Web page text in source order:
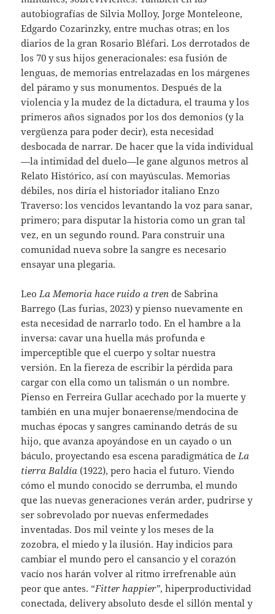
autobiografías de Silvia Molloy, Jorge Monteleone,
Edgardo Cozarinzky, entre muchas otras; en los
diarios de la gran Rosario Bléfari. Los derrotados de
los 70 y sus hijos generacionales: esa fusión de
lenguas, de memorias entrelazadas en los márgenes
del páramo y sus monumentos. Después de la
violencia y la mudez de la dictadura, el trauma y los
primeros años signados por los dos demonios (y la
vergüenza para poder decir), esta necesidad
desbocada de narrar. De hacer que la vida individual
—la intimidad del duelo—le gane algunos metros al
Relato Histórico, así con mayúsculas. Memorias
débiles, nos diría el historiador italiano Enzo
Traverso: los vencidos levantando la voz para sanar,
primero; para disputar la historia como un gran tal
vez, en un segundo round. Para construir una
comunidad nueva sobre la sangre es necesario
ensayar una plegaria.
LeoLa Memoria hace ruido a tren de Sabrina
Barrego (Las furias, 2023) y pienso nuevamente en
esta necesidad de narrarlo todo. En el hambre a la
inversa: cavar una huella más profunda e
imperceptible que el cuerpo y soltar nuestra
versión. En la fiereza de escribir la pérdida para
cargar con ella como un talismán o un nombre.
Pienso en Ferreira Gullar acechado por la muerte y
también en una mujer bonaerense/mendocina de
muchas épocas y sangres caminando detrás de su
hijo, que avanza apoyándose en un cayado o un
báculo, proyectando esa escena paradigmática deLa
tierra Baldía (1922), pero hacia el futuro. Viendo
cómo el mundo conocido se derrumba, el mundo
que las nuevas generaciones verán arder, pudrirse y
ser sobrevolado por nuevas enfermedades
inventadas. Dos mil veinte y los meses de la
zozobra, el miedo y la ilusión. Hay indicios para
cambiar el mundo pero el cansancio y el corazón
vacío nos harán volver al ritmo irrefrenable aún
peor que antes. “Fitter happier”, hiperproductividad
conectada, delivery absoluto desde el sillón mental y